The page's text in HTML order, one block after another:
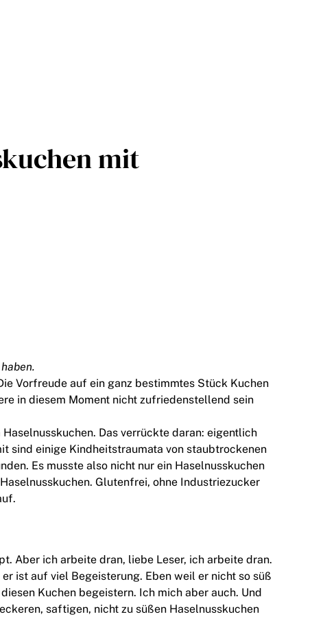
mit
Vorfreude auf ein ganz bestimmtes Stück Kuchen
in diesem Moment nicht zufriedenstellend sein
Das verrückte daran: eigentlich
sind einige Kindheitstraumata von staubtrockenen
Es musste also nicht nur ein Haselnusskuchen
Glutenfrei, ohne Industriezucker
Aber ich arbeite dran, liebe Leser, ich arbeite dran.
ist auf viel Begeisterung. Eben weil er nicht so süß
Kuchen begeistern. Ich mich aber auch. Und
saftigen, nicht zu süßen Haselnusskuchen